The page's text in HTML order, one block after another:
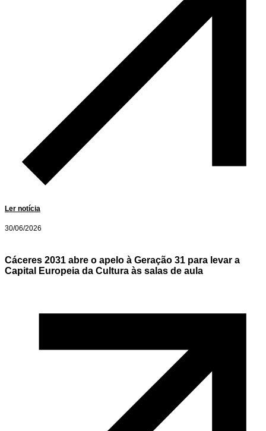
Ler notícia
30/06/2026
Cáceres 2031 abre o apelo à Geração 31 para levar a
Capital Europeia da Cultura às salas de aula